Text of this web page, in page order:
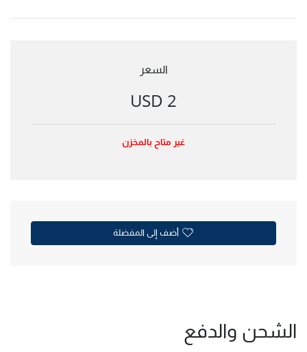
السعر
2 USD
غير متاح بالمخزن
أضف إلى المفضلة
الشحن والدفع